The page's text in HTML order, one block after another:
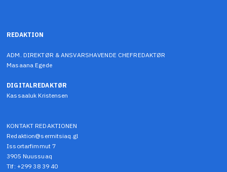
REDAKTION
ADM. DIREKTØR & ANSVARSHAVENDE CHEFREDAKTØR
Masaana Egede
DIGITALREDAKTØR
Kassaaluk Kristensen
KONTAKT REDAKTIONEN
Redaktion@sermitsiaq.gl
Issortarfimmut 7
3905 Nuussuaq
Tlf: +299 38 39 40